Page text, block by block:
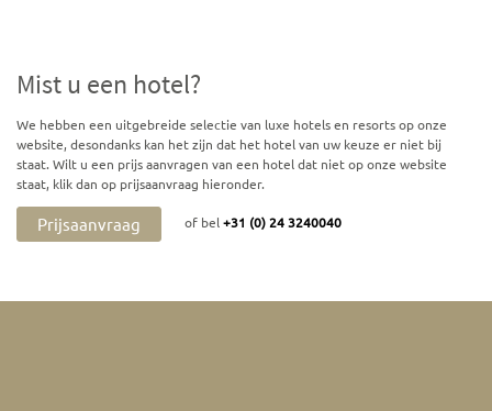
Mist u een hotel?
We hebben een uitgebreide selectie van luxe hotels en resorts op onze
website, desondanks kan het zijn dat het hotel van uw keuze er niet bij
staat. Wilt u een prijs aanvragen van een hotel dat niet op onze website
staat, klik dan op prijsaanvraag hieronder.
Prijsaanvraag of bel+31 (0) 24 3240040